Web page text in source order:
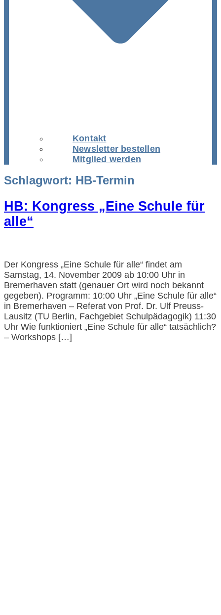
Kontakt
Newsletter bestellen
Mitglied werden
Schlagwort: HB-Termin
HB: Kongress „Eine Schule für
alle“
Der Kongress „Eine Schule für alle“ findet am
Samstag, 14. November 2009 ab 10:00 Uhr in
Bremerhaven statt (genauer Ort wird noch bekannt
gegeben). Programm: 10:00 Uhr „Eine Schule für alle“
in Bremerhaven – Referat von Prof. Dr. Ulf Preuss-
Lausitz (TU Berlin, Fachgebiet Schulpädagogik) 11:30
Uhr Wie funktioniert „Eine Schule für alle“ tatsächlich?
– Workshops […]